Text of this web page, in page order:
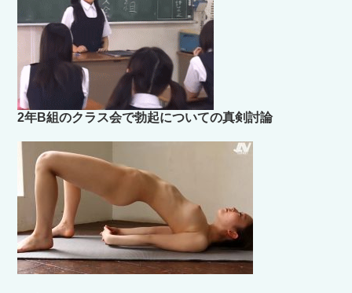
2年B組のクラス会で勃起についての真剣討論